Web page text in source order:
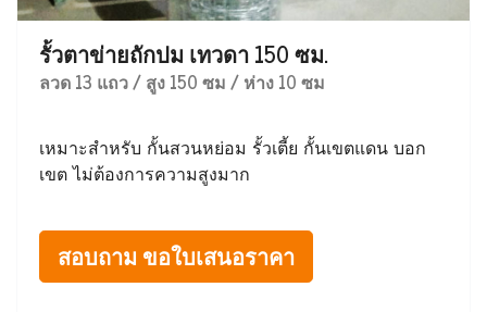
รั้วตาข่ายถักปม เทวดา 150 ซม.
ลวด 13 แถว / สูง 150 ซม / ห่าง 10 ซม
เหมาะสำหรับ กั้นสวนหย่อม รั้วเตี้ย กั้นเขตแดน บอก
เขต ไม่ต้องการความสูงมาก
สอบถาม ขอใบเสนอราคา